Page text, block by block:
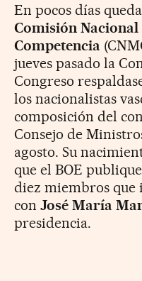
En pocos días
Comisión Nacional
Competencia
jueves pasado la
Congreso
los nacionalistas
composición del
Consejo de
agosto. Su
que el BOE
diez miembros que
con José María
presidencia.